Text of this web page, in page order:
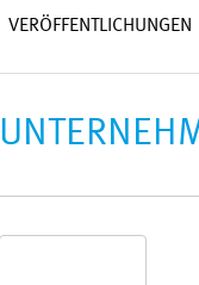
VERÖFFENTLICHUNGEN